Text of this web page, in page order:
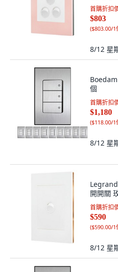
首購折扣
$803
($803.00/1
8/12 星
個
首購折扣
$1,180
($118.00/1
8/12 星
開開關
首購折扣
$590
($590.00/1
8/12 星